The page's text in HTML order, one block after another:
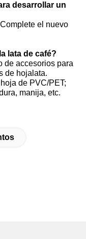
desarrollar un
el nuevo
lata de café?
de accesorios para
de hojalata.
de PVC/PET;
manija, etc.